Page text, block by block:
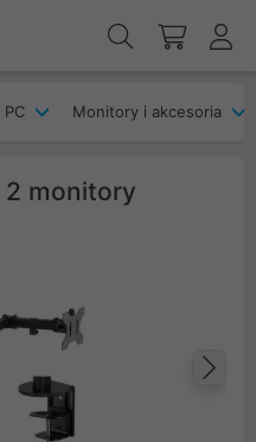
Monitory i akcesoria
monitory